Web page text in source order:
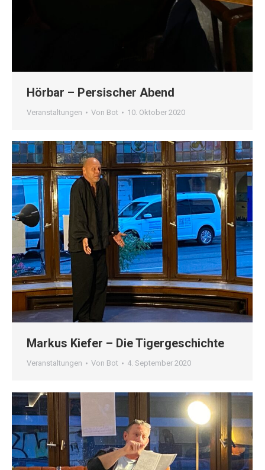
Hörbar – Persischer Abend
Veranstaltungen Von Bot 10. Oktober 2020
Markus Kiefer – Die Tigergeschichte
Veranstaltungen Von Bot 4. September 2020